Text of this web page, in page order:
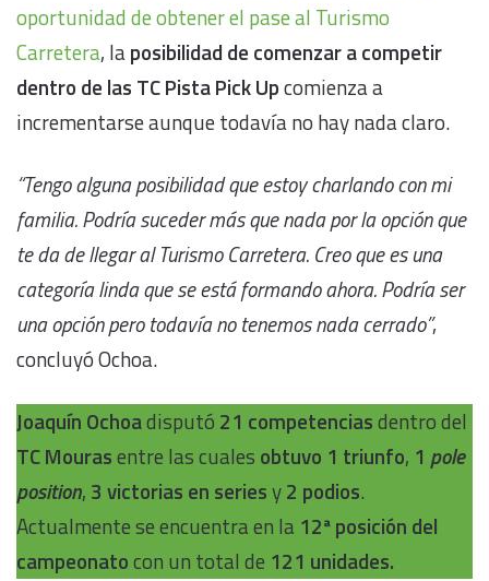
oportunidad de obtener el pase al Turismo
Carretera, laposibilidad de comenzar a competir
dentro de las TC Pista Pick Upcomienza a
incrementarse aunque todavía no hay nada claro.
“Tengo alguna posibilidad que estoy charlando con mi
familia. Podría suceder más que nada por la opción que
te da de llegar al Turismo Carretera. Creo que es una
categoría linda que se está formando ahora. Podría ser
una opción pero todavía no tenemos nada cerrado”,
concluyó Ochoa.
Joaquín Ochoadisputó 21 competenciasdentro del
TC Mourasentre las cuales obtuvo 1 triunfo, 1 pole
position, 3 victorias en seriesy2 podios.
Actualmente se encuentra en la 12ª posición del
campeonatocon un total de 121 unidades.